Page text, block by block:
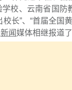
校、云南省国防
长”、“首届全国
新闻媒体相继报道